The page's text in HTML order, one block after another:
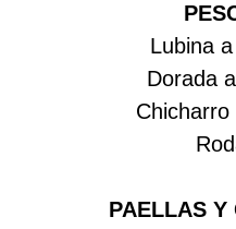
Lubina
Dorada
PAELLAS Y